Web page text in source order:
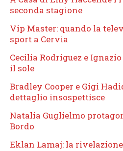
seconda stagione
Vip Master: quando la
sport a Cervia
Cecilia Rodriguez e
il sole
Bradley Cooper e Gigi
dettaglio insospettisce
Natalia Guglielmo
Bordo
Eklan Lamaj: la